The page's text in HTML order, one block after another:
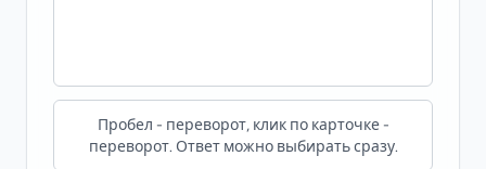
Пробел - переворот, клик по карточке -
переворот. Ответ можно выбирать сразу.